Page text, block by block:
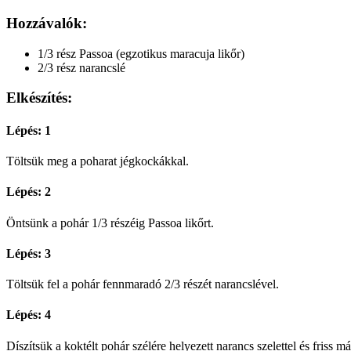
Hozzávalók:
1/3 rész Passoa (egzotikus maracuja likőr)
2/3 rész narancslé
Elkészítés:
Lépés: 1
Töltsük meg a poharat jégkockákkal.
Lépés: 2
Öntsünk a pohár 1/3 részéig Passoa likőrt.
Lépés: 3
Töltsük fel a pohár fennmaradó 2/3 részét narancslével.
Lépés: 4
Díszítsük a koktélt pohár szélére helyezett narancs szelettel és friss